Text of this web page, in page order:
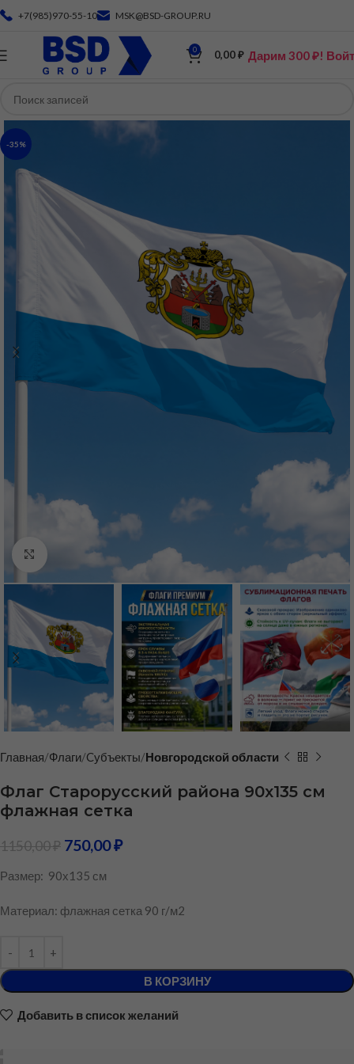
+7(985)970-55-10 MSK@BSD-GROUP.RU
0 0,00₽ Дарим 300 ₽!
-35%
Нажмите, чтобы увеличить
Главная Флаги Cубъекты Новгородской области
Флаг Старорусский района 90х135 см
флажная сетка
1150,00₽ 750,00₽
Размер: 90х135 см
Материал: флажная сетка 90 г/м2
В КОРЗИНУ
Добавить в список желаний